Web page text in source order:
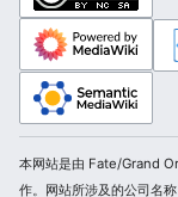
本网站是由 Fate/Grand
作。网站所涉及的公司名